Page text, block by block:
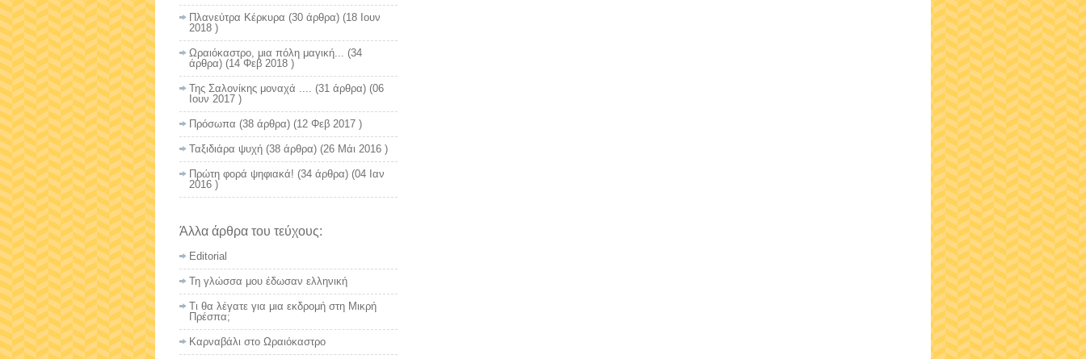
Πλανεύτρα Κέρκυρα (30 άρθρα) (18 Ιουν
2018 )
Ωραιόκαστρο, μια πόλη μαγική...
(34
άρθρα) (14 Φεβ 2018 )
Της Σαλονίκης μοναχά ....
(31 άρθρα) (06
Ιουν 2017 )
Πρόσωπα (38 άρθρα) (12 Φεβ 2017 )
Ταξιδιάρα ψυχή (38 άρθρα) (26 Μάι 2016 )
Πρώτη φορά ψηφιακά! (34 άρθρα) (04 Ιαν
2016 )
Άλλα άρθρα του τεύχους:
Editorial
Τη γλώσσα μου έδωσαν ελληνική
Τι θα λέγατε για μια εκδρομή στη Μικρή
Πρέσπα;
Καρναβάλι στο Ωραιόκαστρο